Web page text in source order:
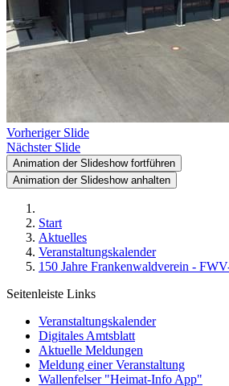
Vorheriger Slide
Nächster Slide
Animation der Slideshow fortführen
Animation der Slideshow anhalten
Start
Aktuelles
Veranstaltungskalender
150 Jahre Frankenwaldverein -
Seitenleiste Links
Veranstaltungskalender
Digitales Amtsblatt
Aktuelle Meldungen
Meldung einer Veranstaltung
Wallenfelser "Heimat-Info App"